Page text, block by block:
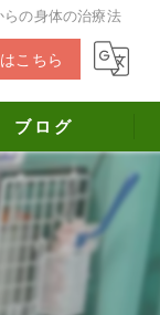
の身体の治療法
こちら
ブログ